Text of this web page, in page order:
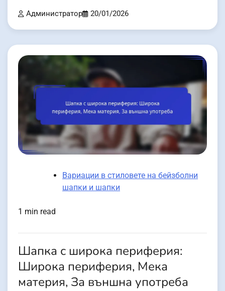
Администратор 20/01/2026
Вариации в стиловете на бейзболни
шапки и шапки
1 min read
Шапка с широка периферия:
Широка периферия, Мека
материя, За външна употреба